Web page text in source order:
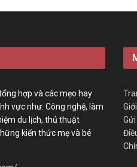
hợp và các mẹo hay
vực như: Công nghệ, làm
du lịch, thủ thuật
kiến thức mẹ và bé